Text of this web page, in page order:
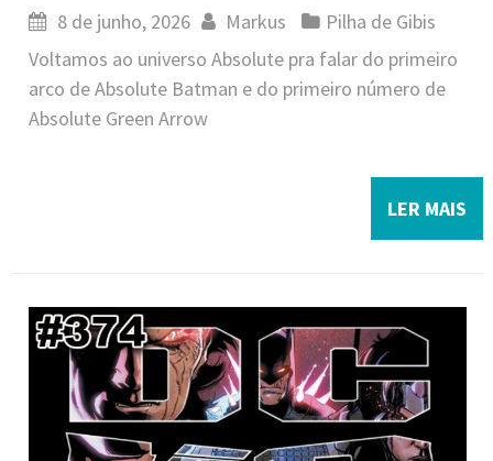
8 de junho, 2026 Markus
Pilha de Gibis
Voltamos ao universo Absolute pra falar do primeiro
arco de Absolute Batman e do primeiro número de
Absolute Green Arrow
LER MAIS